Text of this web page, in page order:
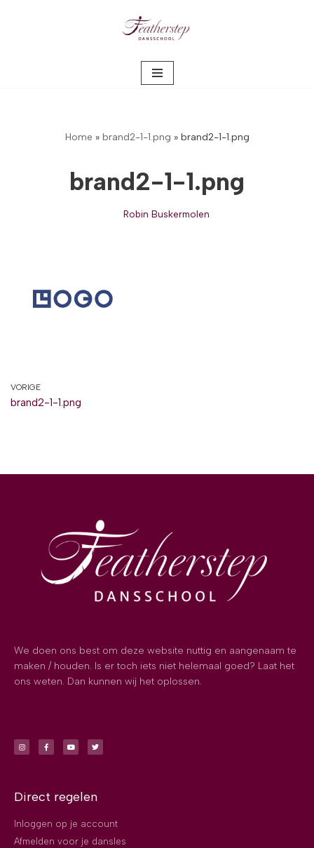
Home » brand2-1-1.png » brand2-1-1.png
brand2-1-1.png
Robin Buskermolen
VORIGE
brand2-1-1.png
We doen ons best om deze website nuttig en aangenaam te
maken / houden. Is er toch iets niet helemaal goed? Laat het
ons weten. Dan kunnen wij het oplossen.
Direct regelen
Inloggen op je account
Afmelden voor je dansles